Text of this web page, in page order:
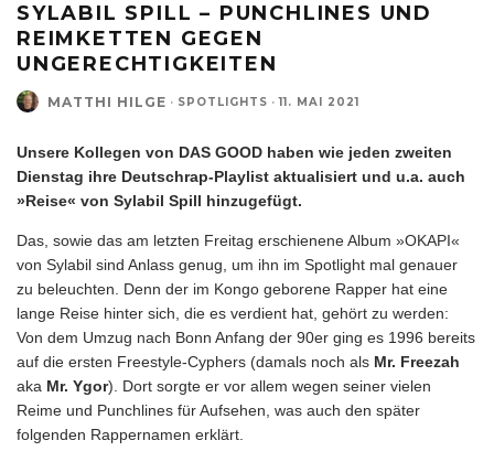
SYLABIL SPILL – PUNCHLINES UND
REIMKETTEN GEGEN
UNGERECHTIGKEITEN
MATTHI HILGE · SPOTLIGHTS · 11. MAI 2021
Unsere Kollegen von DAS GOOD haben wie jeden zweiten
Dienstag ihre Deutschrap-Playlist aktualisiert und u.a. auch
»Reise« von Sylabil Spill hinzugefügt.
Das, sowie das am letzten Freitag erschienene Album »OKAPI«
von Sylabil sind Anlass genug, um ihn im Spotlight mal genauer
zu beleuchten. Denn der im Kongo geborene Rapper hat eine
lange Reise hinter sich, die es verdient hat, gehört zu werden:
Von dem Umzug nach Bonn Anfang der 90er ging es 1996 bereits
auf die ersten Freestyle-Cyphers (damals noch als Mr. Freezah
aka Mr. Ygor). Dort sorgte er vor allem wegen seiner vielen
Reime und Punchlines für Aufsehen, was auch den später
folgenden Rappernamen erklärt.